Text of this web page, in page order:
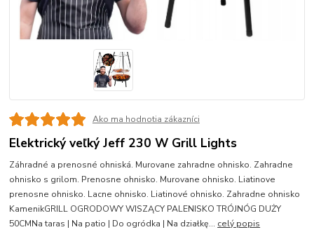
Ako ma hodnotia zákazníci
Elektrický veľký Jeff 230 W Grill Lights
Záhradné a prenosné ohniská. Murovane zahradne ohnisko. Zahradne
ohnisko s grilom. Prenosne ohnisko. Murovane ohnisko. Liatinove
prenosne ohnisko. Lacne ohnisko. Liatinové ohnisko. Zahradne ohnisko
KamenikGRILL OGRODOWY WISZĄCY PALENISKO TRÓJNÓG DUŻY
50CMNa taras | Na patio | Do ogródka | Na działkę... celý popis